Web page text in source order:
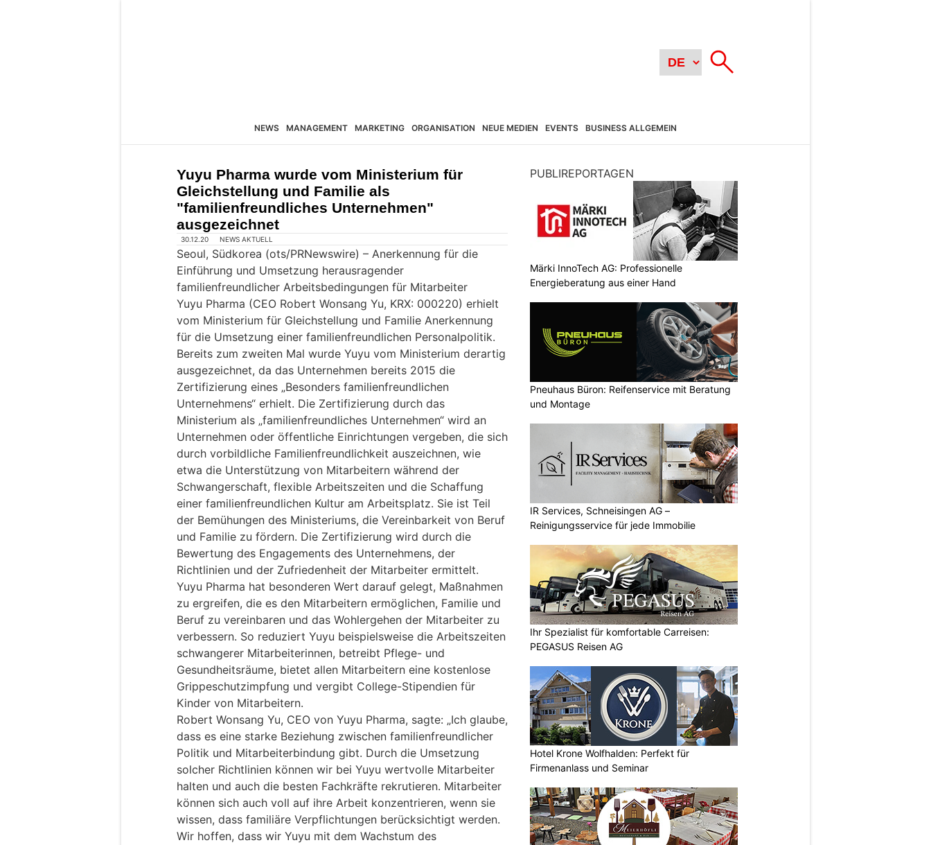
NEWS MANAGEMENT MARKETING ORGANISATION NEUE MEDIEN EVENTS BUSINESS ALLGEMEIN
Yuyu Pharma wurde vom Ministerium für
Gleichstellung und Familie als
"familienfreundliches Unternehmen"
ausgezeichnet
30.12.20 NEWS AKTUELL
Seoul, Südkorea (ots/PRNewswire) – Anerkennung für die
Einführung und Umsetzung herausragender
familienfreundlicher Arbeitsbedingungen für Mitarbeiter
Yuyu Pharma (CEO Robert Wonsang Yu, KRX: 000220) erhielt
vom Ministerium für Gleichstellung und Familie Anerkennung
für die Umsetzung einer familienfreundlichen Personalpolitik.
Bereits zum zweiten Mal wurde Yuyu vom Ministerium derartig
ausgezeichnet, da das Unternehmen bereits 2015 die
Zertifizierung eines „Besonders familienfreundlichen
Unternehmens“ erhielt. Die Zertifizierung durch das
Ministerium als „familienfreundliches Unternehmen“ wird an
Unternehmen oder öffentliche Einrichtungen vergeben, die sich
durch vorbildliche Familienfreundlichkeit auszeichnen, wie
etwa die Unterstützung von Mitarbeitern während der
Schwangerschaft, flexible Arbeitszeiten und die Schaffung
einer familienfreundlichen Kultur am Arbeitsplatz. Sie ist Teil
der Bemühungen des Ministeriums, die Vereinbarkeit von Beruf
und Familie zu fördern. Die Zertifizierung wird durch die
Bewertung des Engagements des Unternehmens, der
Richtlinien und der Zufriedenheit der Mitarbeiter ermittelt.
Yuyu Pharma hat besonderen Wert darauf gelegt, Maßnahmen
zu ergreifen, die es den Mitarbeitern ermöglichen, Familie und
Beruf zu vereinbaren und das Wohlergehen der Mitarbeiter zu
verbessern. So reduziert Yuyu beispielsweise die Arbeitszeiten
schwangerer Mitarbeiterinnen, betreibt Pflege- und
Gesundheitsräume, bietet allen Mitarbeitern eine kostenlose
Grippeschutzimpfung und vergibt College-Stipendien für
Kinder von Mitarbeitern.
Robert Wonsang Yu, CEO von Yuyu Pharma, sagte: „Ich glaube,
dass es eine starke Beziehung zwischen familienfreundlicher
Politik und Mitarbeiterbindung gibt. Durch die Umsetzung
solcher Richtlinien können wir bei Yuyu wertvolle Mitarbeiter
halten und auch die besten Fachkräfte rekrutieren. Mitarbeiter
können sich auch voll auf ihre Arbeit konzentrieren, wenn sie
wissen, dass familiäre Verpflichtungen berücksichtigt werden.
Wir hoffen, dass wir Yuyu mit dem Wachstum des
PUBLIREPORTAGEN
Märki InnoTech AG: Professionelle
Energieberatung aus einer Hand
Pneuhaus Büron: Reifenservice mit Beratung
und Montage
IR Services, Schneisingen AG –
Reinigungsservice für jede Immobilie
Ihr Spezialist für komfortable Carreisen:
PEGASUS Reisen AG
Hotel Krone Wolfhalden: Perfekt für
Firmenanlass und Seminar